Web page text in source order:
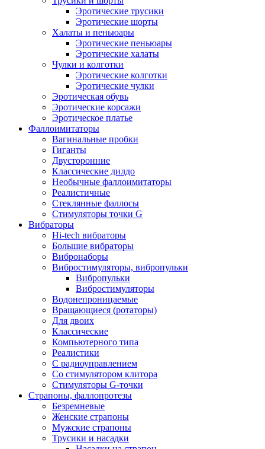
Эротические трусики
Эротические шорты
Халаты и пеньюары
Эротические пеньюары
Эротические халаты
Чулки и колготки
Эротические колготки
Эротические чулки
Эротическая обувь
Эротические корсажи
Эротическое платье
Фаллоимитаторы
Вагинальные пробки
Гиганты
Двусторонние
Классические дилдо
Необычные фаллоимитаторы
Реалистичные
Стеклянные фаллосы
Стимуляторы точки G
Вибраторы
Hi-tech вибраторы
Большие вибраторы
Вибронаборы
Вибростимуляторы, вибропульки
Вибропульки
Вибростимуляторы
Водонепроницаемые
Вращающиеся (ротаторы)
Для двоих
Классические
Компьютерного типа
Реалистики
С радиоуправлением
Со стимулятором клитора
Стимуляторы G-точки
Страпоны, фаллопротезы
Безремневые
Женские страпоны
Мужские страпоны
Трусики и насадки